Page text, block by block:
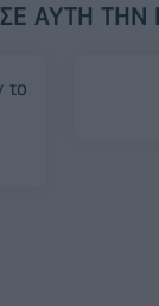
ΑΥΤΉ ΤΗΝ
το